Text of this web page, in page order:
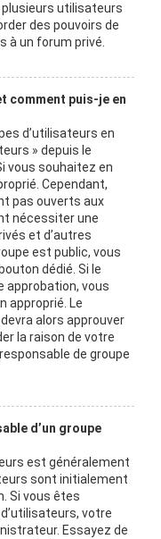
utilisateurs
des pouvoirs de
à un forum privé.
comment puis-je en
d’utilisateurs en
» depuis le
vous souhaitez en
Cependant,
pas ouverts aux
nécessiter une
et d’autres
est public, vous
dédié. Si le
vous
approprié. Le
alors approuver
la raison de votre
de groupe
d’un groupe
est généralement
sont initialement
Si vous êtes
votre
Essayez de